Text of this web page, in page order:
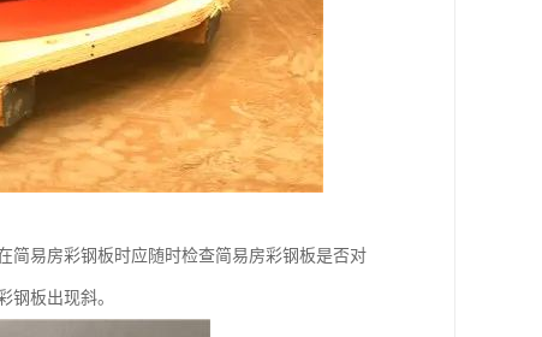
简易房彩钢板时应随时检查简易房彩钢板是否对
钢板出现斜。